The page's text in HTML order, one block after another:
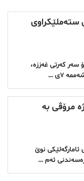
ستەملێکراوی
سەر کەرتی غەززە،
٧ی …
مرۆڤی بە
ئامارگەلێکی نوێ
ئەم …